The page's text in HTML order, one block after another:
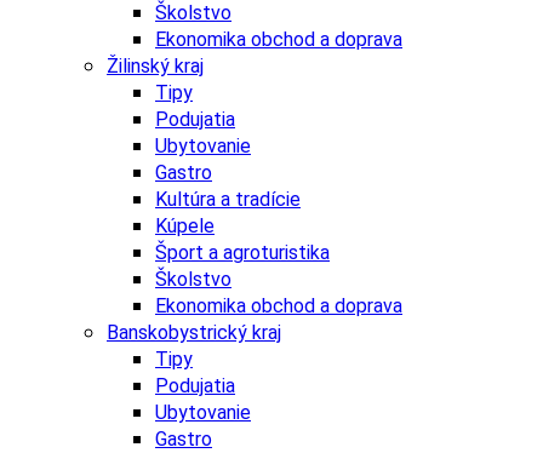
Školstvo
Ekonomika obchod a doprava
Žilinský kraj
Tipy
Podujatia
Ubytovanie
Gastro
Kultúra a tradície
Kúpele
Šport a agroturistika
Školstvo
Ekonomika obchod a doprava
Banskobystrický kraj
Tipy
Podujatia
Ubytovanie
Gastro